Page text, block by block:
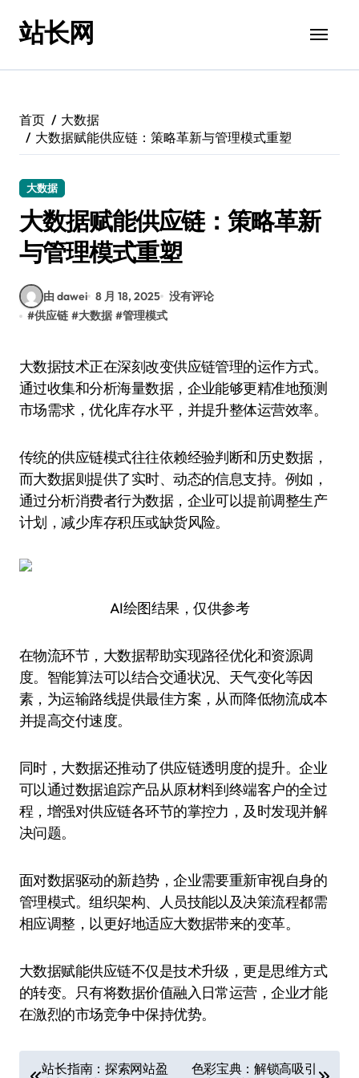
站长网
首页
大数据
大数据赋能供应链：策略革新与管理模式重塑
大数据
大数据赋能供应链：策略革新
与管理模式重塑
由 dawei 8 月 18, 2025 没有评论
#供应链 #大数据 #管理模式
大数据技术正在深刻改变供应链管理的运作方式。
通过收集和分析海量数据，企业能够更精准地预测
市场需求，优化库存水平，并提升整体运营效率。
传统的供应链模式往往依赖经验判断和历史数据，
而大数据则提供了实时、动态的信息支持。例如，
通过分析消费者行为数据，企业可以提前调整生产
计划，减少库存积压或缺货风险。
AI绘图结果，仅供参考
在物流环节，大数据帮助实现路径优化和资源调
度。智能算法可以结合交通状况、天气变化等因
素，为运输路线提供最佳方案，从而降低物流成本
并提高交付速度。
同时，大数据还推动了供应链透明度的提升。企业
可以通过数据追踪产品从原材料到终端客户的全过
程，增强对供应链各环节的掌控力，及时发现并解
决问题。
面对数据驱动的新趋势，企业需要重新审视自身的
管理模式。组织架构、人员技能以及决策流程都需
相应调整，以更好地适应大数据带来的变革。
大数据赋能供应链不仅是技术升级，更是思维方式
的转变。只有将数据价值融入日常运营，企业才能
在激烈的市场竞争中保持优势。
站长指南：探索网站盈
色彩宝典：解锁高吸引